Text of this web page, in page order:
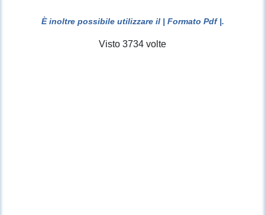
È inoltre possibile utilizzare il | Formato Pdf |.
Visto 3734 volte